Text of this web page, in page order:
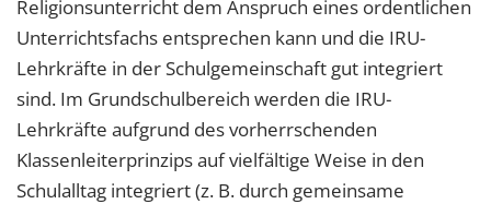
Religionsunterricht dem Anspruch eines ordentlichen
Unterrichtsfachs entsprechen kann und die IRU-
Lehrkräfte in der Schulgemeinschaft gut integriert
sind. Im Grundschulbereich werden die IRU-
Lehrkräfte aufgrund des vorherrschenden
Klassenleiterprinzips auf vielfältige Weise in den
Schulalltag integriert (z. B. durch gemeinsame